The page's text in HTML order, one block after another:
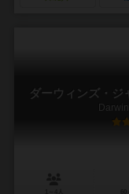
ダーウィンズ・ジ